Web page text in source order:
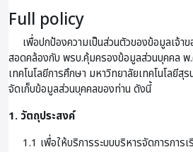
Full policy
เพื่อปกป้องความเป็นส่วนตัวของข้อมูลเจ้า
สอดคล้องกับ พรบ.คุ้มครองข้อมูลส่วนบุคคล
เทคโนโลยีการศึกษา มหาวิทยาลัยเทคโนโลยีสุ
จัดเก็บข้อมูลส่วนบุคคลของท่าน ดังนี้
1. วัตถุประสงค์
1.1 เพื่อให้บริการระบบบริหารจัดการการเ